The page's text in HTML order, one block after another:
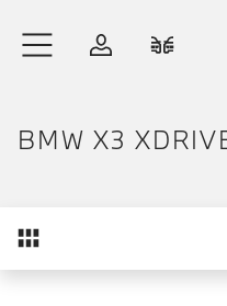
Anmelden
BMW X3